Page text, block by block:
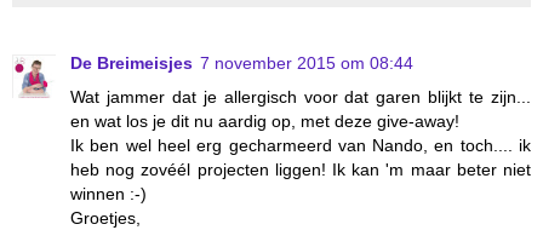
De Breimeisjes 7 november 2015 om 08:44
Wat jammer dat je allergisch voor dat garen blijkt te zijn...
en wat los je dit nu aardig op, met deze give-away!
Ik ben wel heel erg gecharmeerd van Nando, en toch.... ik
heb nog zovéél projecten liggen! Ik kan 'm maar beter niet
winnen :-)
Groetjes,